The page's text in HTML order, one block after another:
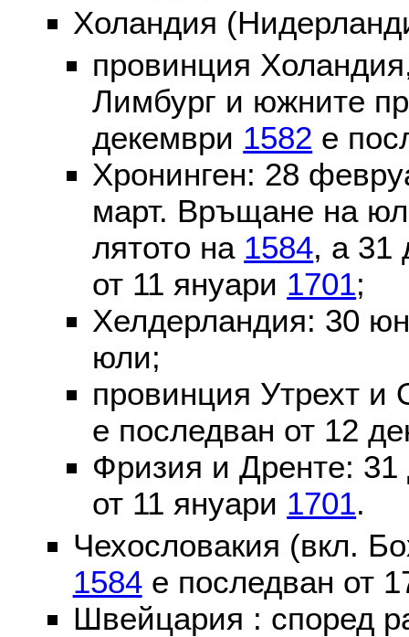
Холандия
провинция
Лимбург и южните
декември 1582 е
Хронинген: 28
март. Връщане на
лятото на 1584, а 31
от 11 януари 1701;
Хелдерландия: 30
юли;
провинция Утрехт
е последван от 12
Фризия и Дренте:
от 11 януари 1701.
Чехословакия (вкл.
1584е последван от
Швейцария : според